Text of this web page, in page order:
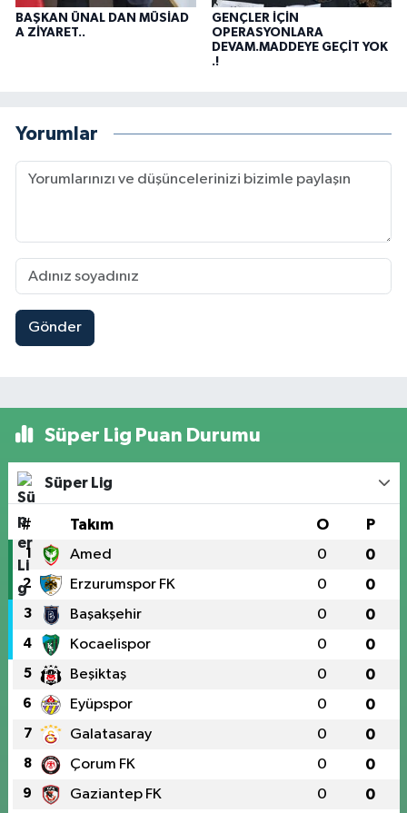
BAŞKAN ÜNAL DAN MÜSİAD
A ZİYARET..
GENÇLER İÇİN
OPERASYONLARA
DEVAM.MADDEYE GEÇİT YOK
.!
Yorumlar
Gönder
Süper Lig Puan Durumu
Süper Lig
# Takım O P
1 Amed 0 0
2 Erzurumspor FK 0 0
3 Başakşehir 0 0
4 Kocaelispor 0 0
5 Beşiktaş 0 0
6 Eyüpspor 0 0
7 Galatasaray 0 0
8 Çorum FK 0 0
9 Gaziantep FK 0 0